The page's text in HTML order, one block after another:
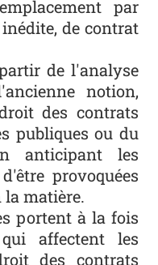
par
de contrat
de l'analyse
notion,
des contrats
publiques ou du
anticipant les
provoquées
matière.
portent à la fois
affectent les
des contrats